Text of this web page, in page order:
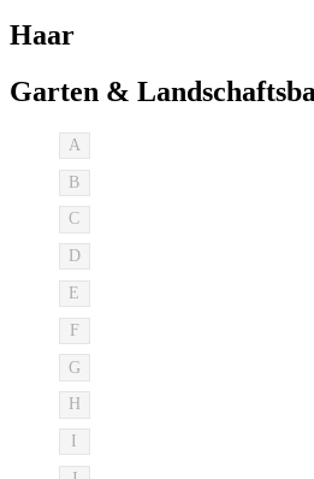
Haar
Garten &
A
B
C
D
E
F
G
H
I